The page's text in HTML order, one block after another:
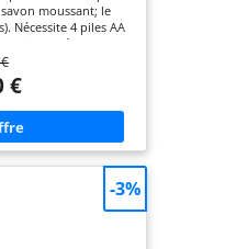
moussant; le
Nécessite 4 piles AA
Dégagez tout
Pour plans de travail
réfléchissantes
des vis et de la
La colle sans clous
des murs propres,
ou plus pour la
fiable dans les
sans souci Pour un
en acier inoxydable
€
-3%